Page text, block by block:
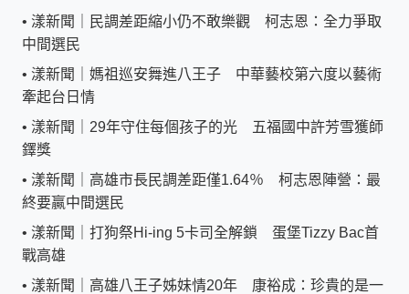
• 漾新聞｜民調差距縮小仍不敢樂觀 柯志恩：全力爭取
中間選民
• 漾新聞｜媽祖巡安舞進八王子 中華藝校第六度以藝術
牽起台日情
• 漾新聞｜29年守住每個孩子的光 五福國中許芳雪獲師
鐸獎
• 漾新聞｜高雄市長民調差距僅1.64％ 柯志恩陣營：最
終要贏中間選民
• 漾新聞｜打狗祭Hi-ing 5卡司全解鎖 蛋堡Tizzy Bac首
戰高雄
• 漾新聞｜高雄八王子姊妹情20年 康裕成：珍貴的是一